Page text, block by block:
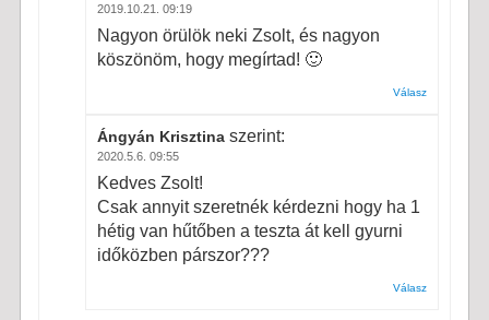
2019.10.21. 09:19
Nagyon örülök neki Zsolt, és nagyon
köszönöm, hogy megírtad! 🙂
Válasz
Ángyán Krisztina szerint:
2020.5.6. 09:55
Kedves Zsolt!
Csak annyit szeretnék kérdezni hogy ha 1
hétig van hűtőben a teszta át kell gyurni
időközben párszor???
Válasz